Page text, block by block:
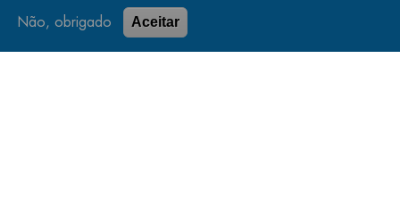
Não, obrigado Aceitar